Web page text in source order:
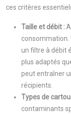
ces critères
Taille et débit :
consommation.
un filtre à débit
plus adaptés
peut entraîner
récipients.
Types de
contaminants